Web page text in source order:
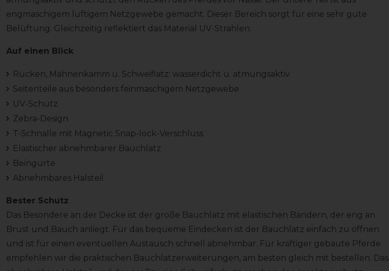
engmaschigem luftigem Netzgewebe gemacht. Dieser Bereich sorgt für eine sehr gute
Belüftung. Gleichzeitig reflektiert das Material UV-Strahlen.
Auf einen Blick
Rücken, Mähnenkamm u. Schweiflatz: wasserdicht u. atmungsaktiv
Seitenteile aus besonders feinmaschigem Netzgewebe
UV-Schutz
Zebra-Design
T-Schnalle mit Magnetic Snap-lock-Verschluss
Elastischer abnehmbarer Bauchlatz
Beingurte
Abnehmbares Halsteil
Bester Schutz
Das Besondere an der Decke ist der große Bauchlatz mit elastischen Bändern, der eng an
Brust und Bauch anliegt. Für das bequeme Eindecken ist der Bauchlatz einfach zu öffnen
und ist für einen eventuellen Austausch schnell abnehmbar. Für kräftiger gebaute Pferde
empfehlen wir die praktischen Bauchlatzerweiterungen, am besten gleich mit bestellen. Das